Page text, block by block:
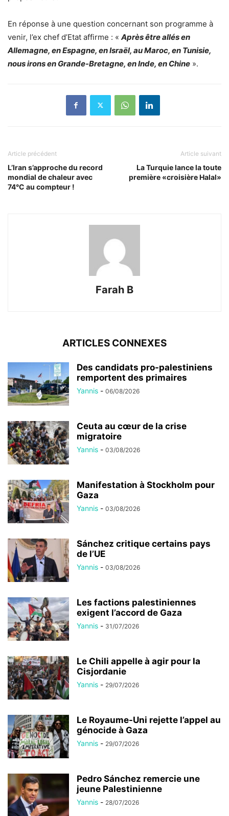
En réponse à une question concernant son programme à
venir, l’ex chef d’Etat affirme : « Après être allés en
Allemagne, en Espagne, en Israël, au Maroc, en Tunisie,
nous irons en Grande-Bretagne, en Inde, en Chine ».
Article précédent
L’Iran s’approche du record
mondial de chaleur avec
74°C au compteur !
Article suivant
La Turquie lance la toute
première «croisière Halal»
Farah B
ARTICLES CONNEXES
Des candidats pro-palestiniens
remportent des primaires
Yannis - 06/08/2026
Ceuta au cœur de la crise
migratoire
Yannis - 03/08/2026
Manifestation à Stockholm pour
Gaza
Yannis - 03/08/2026
Sánchez critique certains pays
de l’UE
Yannis - 03/08/2026
Les factions palestiniennes
exigent l’accord de Gaza
Yannis - 31/07/2026
Le Chili appelle à agir pour la
Cisjordanie
Yannis - 29/07/2026
Le Royaume-Uni rejette l’appel au
génocide à Gaza
Yannis - 29/07/2026
Pedro Sánchez remercie une
jeune Palestinienne
Yannis - 28/07/2026